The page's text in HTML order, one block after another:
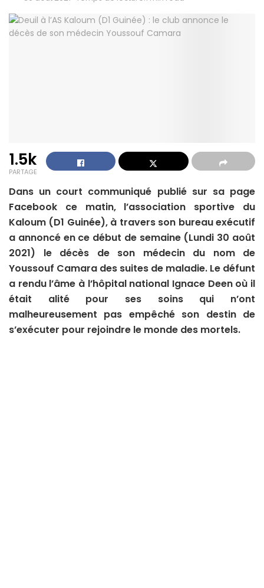
1.5k
PARTAGE
Dans un court communiqué publié sur sa page
Facebook ce matin, l’association sportive du
Kaloum (D1 Guinée), à travers son bureau exécutif
a annoncé en ce début de semaine (Lundi 30 août
2021) le décès de son médecin du nom de
Youssouf Camara des suites de maladie. Le défunt
a rendu l’âme à l’hôpital national Ignace Deen où il
était alité pour ses soins qui n’ont
malheureusement pas empêché son destin de
s’exécuter pour rejoindre le monde des mortels.